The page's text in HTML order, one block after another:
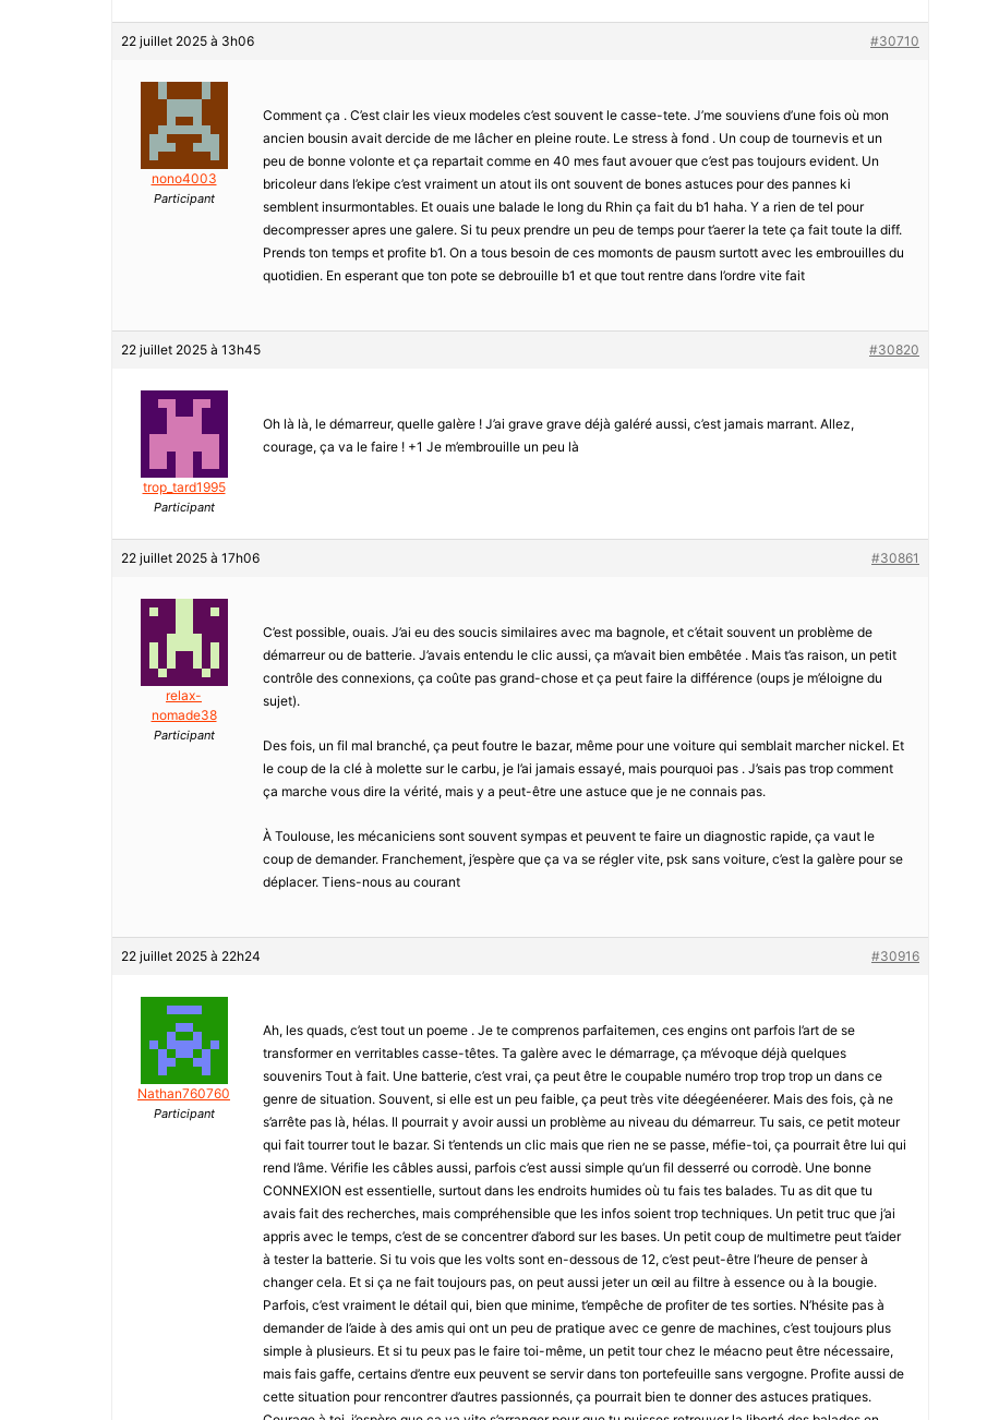
22 juillet 2025 à 3h06 #30710
nono4003
Participant
Comment ça . C’est clair les vieux modeles c’est souvent le casse-tete. J’me souviens d’une fois où mon
ancien bousin avait dercide de me lâcher en pleine route. Le stress à fond . Un coup de tournevis et un
peu de bonne volonte et ça repartait comme en 40 mes faut avouer que c’est pas toujours evident. Un
bricoleur dans l’ekipe c’est vraiment un atout ils ont souvent de bones astuces pour des pannes ki
semblent insurmontables. Et ouais une balade le long du Rhin ça fait du b1 haha. Y a rien de tel pour
decompresser apres une galere. Si tu peux prendre un peu de temps pour t’aerer la tete ça fait toute la diff.
Prends ton temps et profite b1. On a tous besoin de ces momonts de pausm surtott avec les embrouilles du
quotidien. En esperant que ton pote se debrouille b1 et que tout rentre dans l’ordre vite fait
22 juillet 2025 à 13h45 #30820
trop_tard1995
Participant
Oh là là, le démarreur, quelle galère ! J’ai grave grave déjà galéré aussi, c’est jamais marrant. Allez,
courage, ça va le faire ! +1 Je m’embrouille un peu là
22 juillet 2025 à 17h06 #30861
relax-
nomade38
Participant
C’est possible, ouais. J’ai eu des soucis similaires avec ma bagnole, et c’était souvent un problème de
démarreur ou de batterie. J’avais entendu le clic aussi, ça m’avait bien embêtée . Mais t’as raison, un petit
contrôle des connexions, ça coûte pas grand-chose et ça peut faire la différence (oups je m’éloigne du
sujet).
Des fois, un fil mal branché, ça peut foutre le bazar, même pour une voiture qui semblait marcher nickel. Et
le coup de la clé à molette sur le carbu, je l’ai jamais essayé, mais pourquoi pas . J’sais pas trop comment
ça marche vous dire la vérité, mais y a peut-être une astuce que je ne connais pas.
À Toulouse, les mécaniciens sont souvent sympas et peuvent te faire un diagnostic rapide, ça vaut le
coup de demander. Franchement, j’espère que ça va se régler vite, psk sans voiture, c’est la galère pour se
déplacer. Tiens-nous au courant
22 juillet 2025 à 22h24 #30916
Nathan760760
Participant
Ah, les quads, c’est tout un poeme . Je te comprenos parfaitemen, ces engins ont parfois l’art de se
transformer en verritables casse-têtes. Ta galère avec le démarrage, ça m’évoque déjà quelques
souvenirs Tout à fait. Une batterie, c’est vrai, ça peut être le coupable numéro trop trop trop un dans ce
genre de situation. Souvent, si elle est un peu faible, ça peut très vite déegéenéerer. Mais des fois, çà ne
s’arrête pas là, hélas. Il pourrait y avoir aussi un problème au niveau du démarreur. Tu sais, ce petit moteur
qui fait tourrer tout le bazar. Si t’entends un clic mais que rien ne se passe, méfie-toi, ça pourrait être lui qui
rend l’âme. Vérifie les câbles aussi, parfois c’est aussi simple qu’un fil desserré ou corrodè. Une bonne
CONNEXION est essentielle, surtout dans les endroits humides où tu fais tes balades. Tu as dit que tu
avais fait des recherches, mais compréhensible que les infos soient trop techniques. Un petit truc que j’ai
appris avec le temps, c’est de se concentrer d’abord sur les bases. Un petit coup de multimetre peut t’aider
à tester la batterie. Si tu vois que les volts sont en-dessous de 12, c’est peut-être l’heure de penser à
changer cela. Et si ça ne fait toujours pas, on peut aussi jeter un œil au filtre à essence ou à la bougie.
Parfois, c’est vraiment le détail qui, bien que minime, t’empêche de profiter de tes sorties. N’hésite pas à
demander de l’aide à des amis qui ont un peu de pratique avec ce genre de machines, c’est toujours plus
simple à plusieurs. Et si tu peux pas le faire toi-même, un petit tour chez le méacno peut être nécessaire,
mais fais gaffe, certains d’entre eux peuvent se servir dans ton portefeuille sans vergogne. Profite aussi de
cette situation pour rencontrer d’autres passionnés, ça pourrait bien te donner des astuces pratiques.